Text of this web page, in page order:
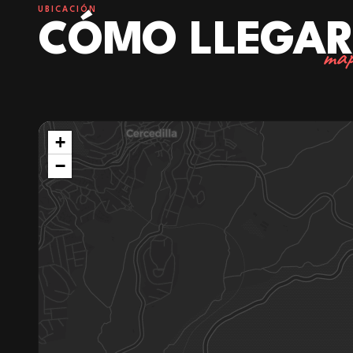
UBICACIÓN
CÓMO LLEGAR
+
−